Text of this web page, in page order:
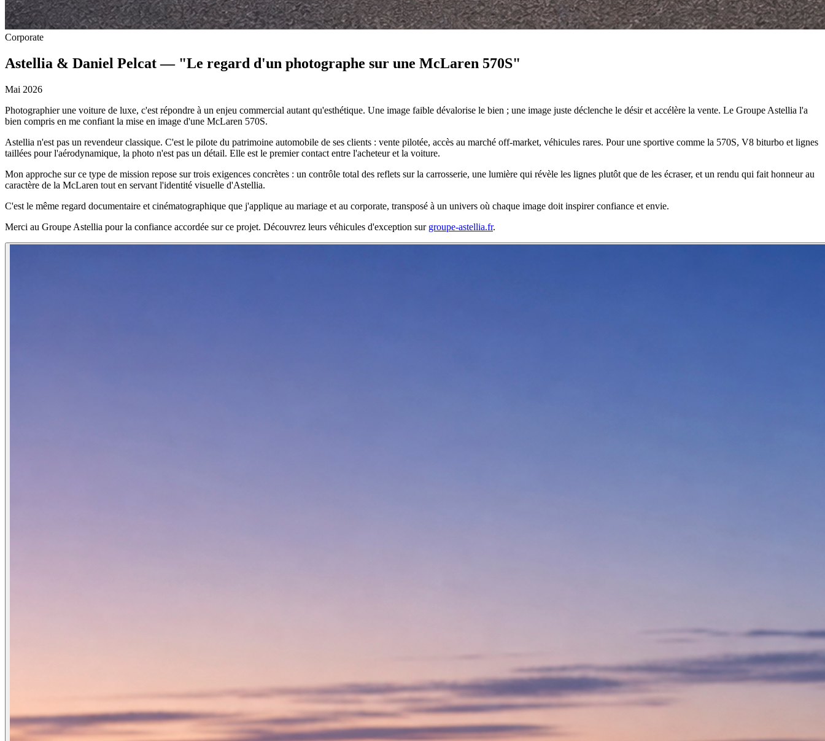
Corporate
Astellia & Daniel Pelcat — "Le regard d'un photographe sur une McLaren 570S"
Mai 2026
Photographier une voiture de luxe, c'est répondre à un enjeu commercial autant qu'esthétique. Une image faible dévalorise le bien ; une image juste déclenche le désir et accélère la vente. Le Groupe Astellia l'a
bien compris en me confiant la mise en image d'une McLaren 570S.
Astellia n'est pas un revendeur classique. C'est le pilote du patrimoine automobile de ses clients : vente pilotée, accès au marché off-market, véhicules rares. Pour une sportive comme la 570S, V8 biturbo et lignes
taillées pour l'aérodynamique, la photo n'est pas un détail. Elle est le premier contact entre l'acheteur et la voiture.
Mon approche sur ce type de mission repose sur trois exigences concrètes : un contrôle total des reflets sur la carrosserie, une lumière qui révèle les lignes plutôt que de les écraser, et un rendu qui fait honneur au
caractère de la McLaren tout en servant l'identité visuelle d'Astellia.
C'est le même regard documentaire et cinématographique que j'applique au mariage et au corporate, transposé à un univers où chaque image doit inspirer confiance et envie.
Merci au Groupe Astellia pour la confiance accordée sur ce projet. Découvrez leurs véhicules d'exception sur groupe-astellia.fr.